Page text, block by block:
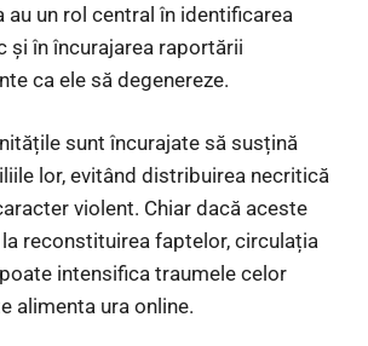
au un rol central în identificarea
și în încurajarea raportării
ca ele să degenereze.
sunt încurajate să susțină
lor, evitând distribuirea necritică
violent. Chiar dacă aceste
reconstituirea faptelor, circulația
intensifica traumele celor
alimenta ura online.